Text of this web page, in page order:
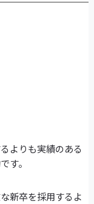
よりも実績のある
す。
新卒を採用するよ